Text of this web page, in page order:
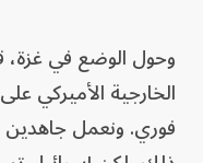
وحول الوضع في غزة،
الخارجية الأميركي
فوري. ونعمل جاهدين